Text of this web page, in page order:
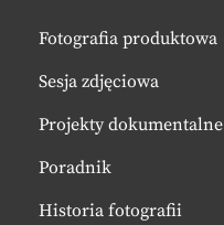
Fotografia produktowa
Sesja zdjęciowa
Projekty dokumentalne
Poradnik
Historia fotografii